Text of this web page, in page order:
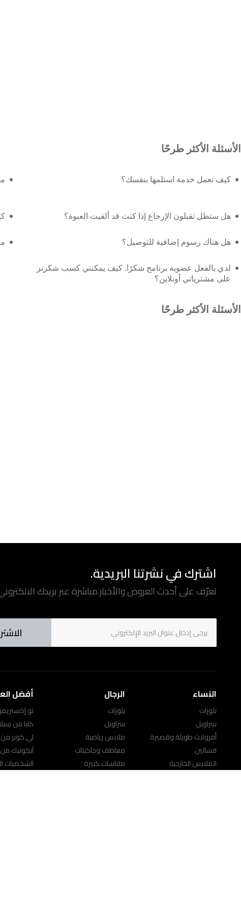
الأسئلة الأكثر طرحًا
كيف تعمل خدمة استلمها بنفسك؟
هل ستظل تقبلون الإرجاع إذا كنت قد ألقيت العبوة؟
هل هناك رسوم إضافية للتوصيل؟
لدي بالفعل عضوية برنامج شكرًا. كيف يمكنني كسب شكرنز
على مشترياتي أونلاين؟
الأسئلة الأكثر طرحًا
اشترك في نشرتنا البريدية.
تعرّف على أحدث العروض والأخبار مباشرة عبر بريدك
النساء
بلوزات
سراويل
أفرولات طويلة وقصيرة
فساتين
الملابس الخارجية
الرجال
بلوزات
سراويل
ملابس رياضية
معاطف وجاكيتات
مقاسات كبيرة
أفضل
تو إكستريمز
كابا من
لي كوبر
آيكونيك
الشخصيات